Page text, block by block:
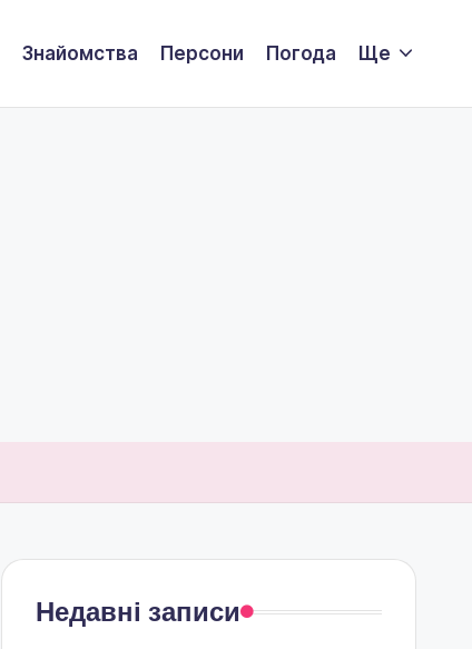
Знайомства Персони Погода Ще
Недавні записи